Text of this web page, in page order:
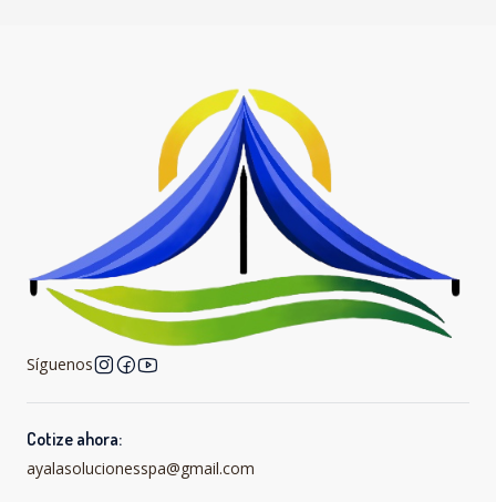
Síguenos
Cotize ahora:
ayalasolucionesspa@gmail.com